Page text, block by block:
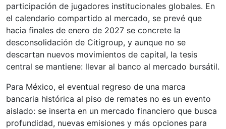
participación de jugadores institucionales globales. En
el calendario compartido al mercado, se prevé que
hacia finales de enero de 2027 se concrete la
desconsolidación de Citigroup, y aunque no se
descartan nuevos movimientos de capital, la tesis
central se mantiene: llevar al banco al mercado bursátil.
Para México, el eventual regreso de una marca
bancaria histórica al piso de remates no es un evento
aislado: se inserta en un mercado financiero que busca
profundidad, nuevas emisiones y más opciones para